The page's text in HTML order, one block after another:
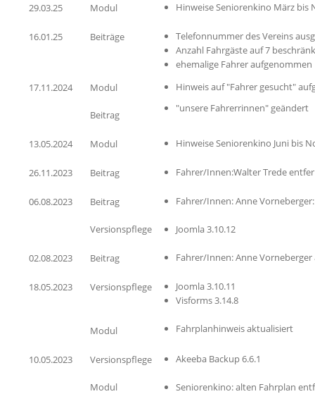
29.03.25
Modul Hinweise Seniorenkino März
16.01.25 Beiträge
Telefonnummer des Vereins
Anzahl Fahrgäste auf 7
ehemalige Fahrer aufgenommen
17.11.2024
Modul
Beitrag
Hinweis auf "Fahrer gesucht"
"unsere Fahrerrinnen" geändert
13.05.2024 Modul Hinweise Seniorenkino Juni bis
26.11.2023 Beitrag Fahrer/Innen:Walter Trede
06.08.2023 Beitrag
Versionspflege
Fahrer/Innen: Anne
Joomla 3.10.12
02.08.2023 Beitrag Fahrer/Innen: Anne
18.05.2023 Versionspflege
Modul
Joomla 3.10.11
Visforms 3.14.8
Fahrplanhinweis aktualisiert
10.05.2023 Versionspflege
Modul
Akeeba Backup 6.6.1
Seniorenkino: alten Fahrplan